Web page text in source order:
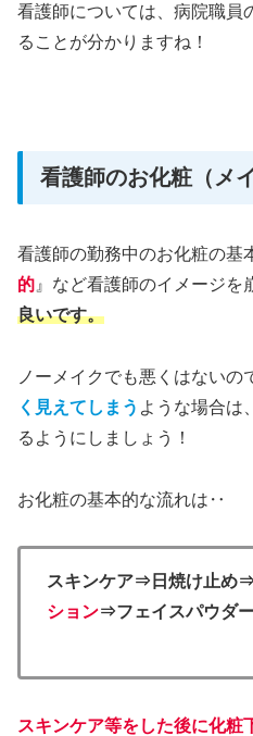
看護師については、病院職員
ることが分かりますね！
看護師のお化粧（メイ
看護師の勤務中のお化粧の基
的 』など看護師のイメージを
良いです。
ノーメイクでも悪くはないの
く見えてしまう ような場合は
るようにしましょう！
お化粧の基本的な流れは‥
スキンケア⇒日焼け止め
ション⇒フェイスパウダ
スキンケア等をした後に化粧